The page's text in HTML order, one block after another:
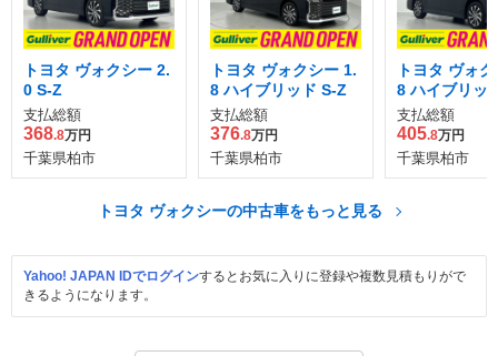
トヨタ ヴォクシー 2.
0 S-Z
支払総額
368.8万円
千葉県柏市
トヨタ ヴォクシー 1.
8 ハイブリッド S-Z
支払総額
376.8万円
千葉県柏市
トヨタ ヴォ
8 ハイブリッ
支払総額
405.8万円
千葉県柏市
トヨタ ヴォクシーの中古車をもっと見る
Yahoo! JAPAN IDでログインするとお気に入りに登録や複数見積もりがで
きるようになります。